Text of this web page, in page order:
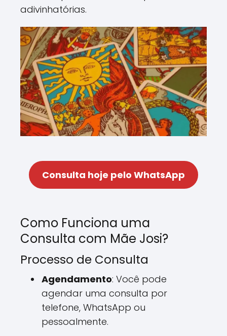
adivinhatórias.
Consulta hoje pelo WhatsApp
Como Funciona uma
Consulta com Mãe Josi?
Processo de Consulta
Agendamento: Você pode
agendar uma consulta por
telefone, WhatsApp ou
pessoalmente.